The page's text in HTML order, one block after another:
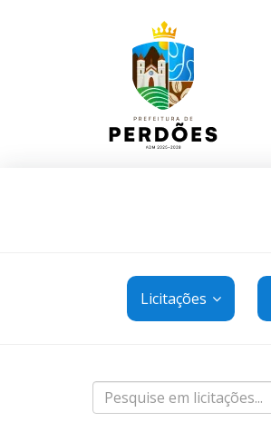
Licitações